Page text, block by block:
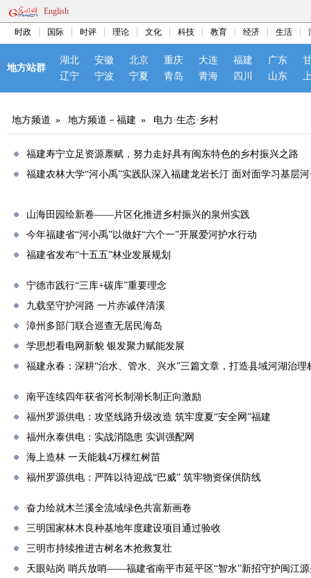
English
时政 国际 时评 理论 文化 科技 教育 经济 生活
地方站群
湖北 安徽 北京 重庆 大连 福建 广东
辽宁
宁波 宁夏 青岛 青海 四川 山东
地方频道 » 地方频道－福建 » 电力·生态·乡村
福建寿宁立足资源禀赋，努力走好具有闽东特色的乡村振兴之路
福建农林大学“河小禹”实践队深入福建龙岩长汀 面对面学习基层
山海田园绘新卷——片区化推进乡村振兴的泉州实践
今年福建省“河小禹”以做好“六个一”开展爱河护水行动
福建省发布“十五五”林业发展规划
宁德市践行“三库+碳库”重要理念
九载坚守护河路 一片赤诚伴清溪
漳州多部门联合巡查无居民海岛
学思想看电网新貌 银发聚力赋能发展
福建永春：深耕“治水、管水、兴水”三篇文章，打造县域河湖治理
南平连续四年获省河长制湖长制正向激励
福州罗源供电：攻坚线路升级改造 筑牢度夏“安全网”福建
福州永泰供电：实战消隐患 实训强配网
海上造林 一天能栽4万棵红树苗
福州罗源供电：严阵以待迎战“巴威” 筑牢物资保供防线
奋力绘就木兰溪全流域绿色共富新画卷
三明国家林木良种基地年度建设项目通过验收
三明市持续推进古树名木抢救复壮
天眼站岗 哨兵放哨——福建省南平市延平区“智水”新招守护闽江